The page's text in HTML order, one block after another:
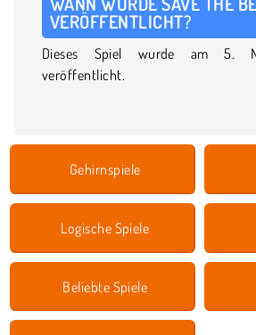
VERÖFFENTLICHT?
Dieses Spiel wurde am 5.
veröffentlicht.
Gehirnspiele
Logische Spiele
Beliebte Spiele